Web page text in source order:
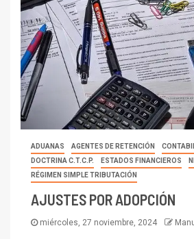
ADUANAS AGENTES DE RETENCIÓN
DOCTRINA C.T.C.P.
ESTADOS FINANCIEROS
RÉGIMEN SIMPLE TRIBUTACIÓN
AJUSTES POR ADOPCIÓN
miércoles, 27 noviembre, 2024